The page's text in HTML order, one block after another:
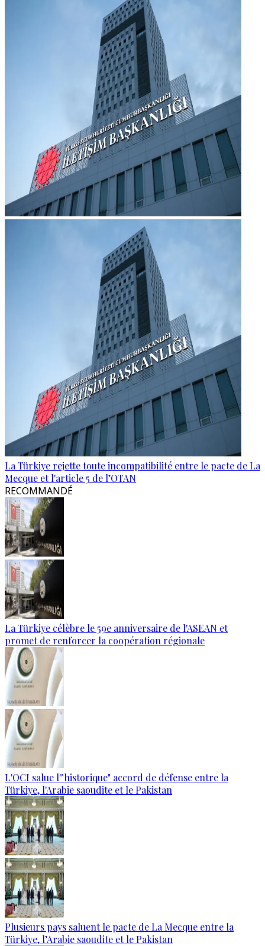
La Türkiye rejette toute incompatibilité entre le pacte de La
Mecque et l'article 5 de l’OTAN
RECOMMANDÉ
La Türkiye célèbre le 59e anniversaire de l'ASEAN et
promet de renforcer la coopération régionale
L'OCI salue l'"historique" accord de défense entre la
Türkiye, l'Arabie saoudite et le Pakistan
Plusieurs pays saluent le pacte de La Mecque entre la
Türkiye, l’Arabie saoudite et le Pakistan